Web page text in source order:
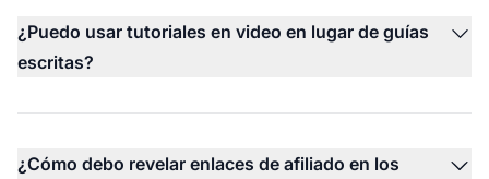
¿Puedo usar tutoriales en video en lugar de guías
escritas?
¿Cómo debo revelar enlaces de afiliado en los